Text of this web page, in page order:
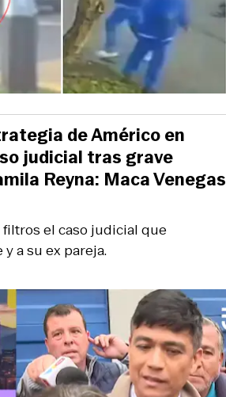
el caso judicial que
a su ex pareja.
de Américo en
judicial tras grave
Reyna: Maca Venegas